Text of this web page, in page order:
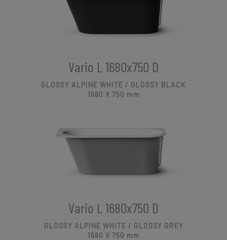
Vario L 1680x750 D
GLOSSY ALPINE WHITE / GLOSSY BLACK
1680 X 750 mm
Vario L 1680x750 D
GLOSSY ALPINE WHITE / GLOSSY GREY
1680 X 750 mm